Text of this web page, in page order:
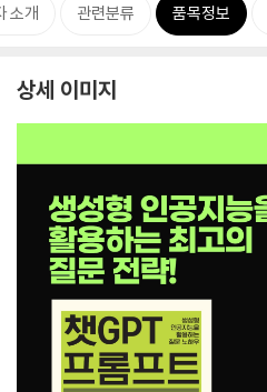
소개 관련분류 품목정보
상세 이미지